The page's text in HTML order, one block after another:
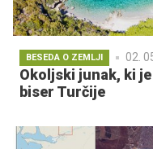
BESEDA O ZEMLJI 02.
Okoljski junak, ki
biser Turčije